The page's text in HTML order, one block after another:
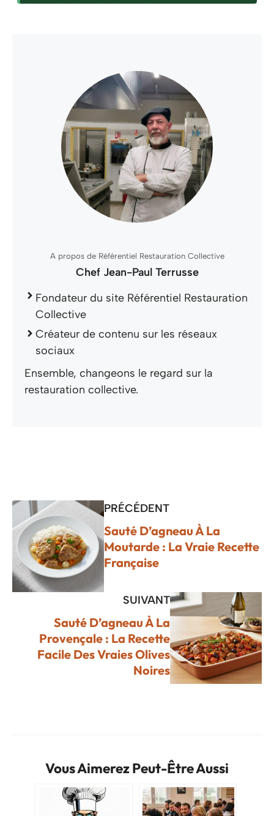
A propos de Référentiel Restauration Collective
Chef Jean-Paul Terrusse
Fondateur du site Référentiel Restauration
Collective
Créateur de contenu sur les réseaux
sociaux
Ensemble, changeons le regard sur la
restauration collective.
PRÉCÉDENT
Sauté D’agneau À La
Moutarde : La Vraie Recette
Française
SUIVANT
Sauté D’agneau À La
Provençale : La Recette
Facile Des Vraies Olives
Noires
Vous Aimerez Peut-Être Aussi